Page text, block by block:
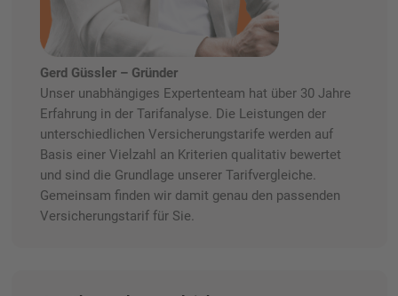
Gerd Güssler – Gründer
Unser unabhängiges Expertenteam hat über 30 Jahre
Erfahrung in der Tarifanalyse. Die Leistungen der
unterschiedlichen Versicherungstarife werden auf
Basis einer Vielzahl an Kriterien qualitativ bewertet
und sind die Grundlage unserer Tarifvergleiche.
Gemeinsam finden wir damit genau den passenden
Versicherungstarif für Sie.